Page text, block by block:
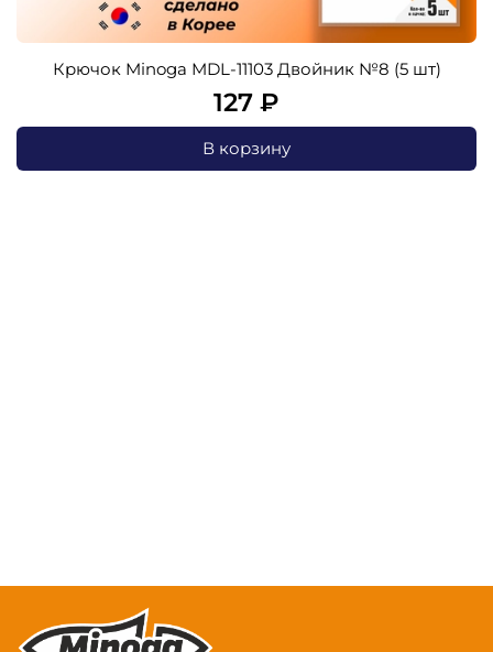
Крючок Minoga MDL-11103 Двойник №8 (5 шт)
127 ₽
В корзину